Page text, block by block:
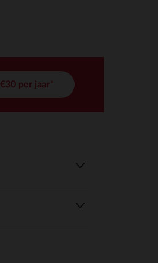
€30 per jaar*